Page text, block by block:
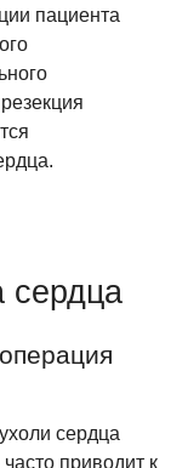
пациента
сердца
сердца
приводит к